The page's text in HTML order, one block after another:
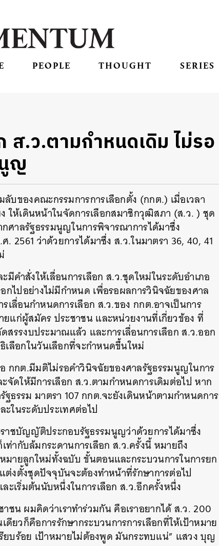
PEOPLE THOUGHT SERIES
.ว.ตามกำหนดเดิม ไม่รอ
ญ
บของคณะกรรมการการเลือกตั้ง (กกต.) เมื่อเวลา
ให้เดินหน้าในจัดการเลือกสมาชิกวุฒิสภา (ส.ว. ) ชุด
ศาลรัฐธรรมนูญในการพิจารณาการได้มาซึ่ง
ว่าด้วยการได้มาซึ่ง ส.ว.ในมาตรา 36, 40, 41
คำสั่งให้เลื่อนการเลือก ส.ว.ชุดใหม่ในระดับอำเภอ
ไปอย่างไม่มีกำหนด เพื่อรอผลการวินิจฉัยของศาล
ลื่อนกำหนดการเลือก ส.ว.ของ กกต.อาจเป็นการ
แก่ผู้สมัคร ประชาชน และหน่วยงานที่เกี่ยวข้อง ที่
สรรงบประมาณแล้ว และการเลื่อนการเลือก ส.ว.ออก
ลือกในวันเลือกที่จะกำหนดขึ้นใหม่
กกต.มีมติไม่รอคำวินิจฉัยของศาลรัฐธรรมนูญในการ
ดให้มีการเลือก ส.ว.ตามกำหนดการเดิมต่อไป หาก
รรม มาตรา 107 กกต.จะยังเดินหน้าตามกำหนดการ
ในระดับประเทศต่อไป
ชบัญญัติประกอบรัฐธรรมนูญว่าด้วยการได้มาซึ่ง
ากับล้มกระดานการเลือก ส.ว.ครั้งนี้ หมายถึง
ายลูกใหม่ทั้งฉบับ ขั้นตอนและกระบวนการในการยก
ต่งตั้งชุดปัจจุบันจะต้องทำหน้าที่รักษาการต่อไป
เริ่มต้นนับหนึ่งในการเลือก ส.ว.อีกครั้งหนึ่ง
ชน ผมคิดว่าเราทำร่วมกัน คือเราอยากได้ ส.ว. 200
วก็คือการรักษากระบวนการการเลือกที่ให้เป้าหมาย
ยบร้อย เป้าหมายไม่ต้องพูด มันกระทบแน่” แสวง บุญ